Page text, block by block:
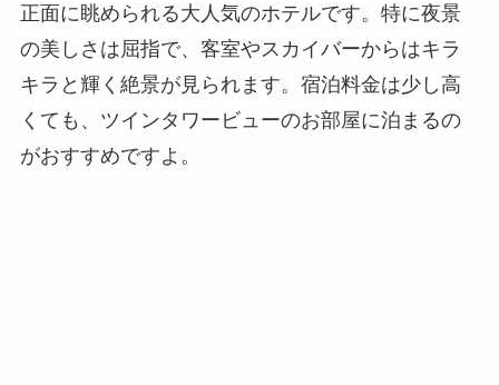
正面に眺められる大人気のホテルです。特に夜景
の美しさは屈指で、客室やスカイバーからはキラ
キラと輝く絶景が見られます。宿泊料金は少し高
くても、ツインタワービューのお部屋に泊まるの
がおすすめですよ。